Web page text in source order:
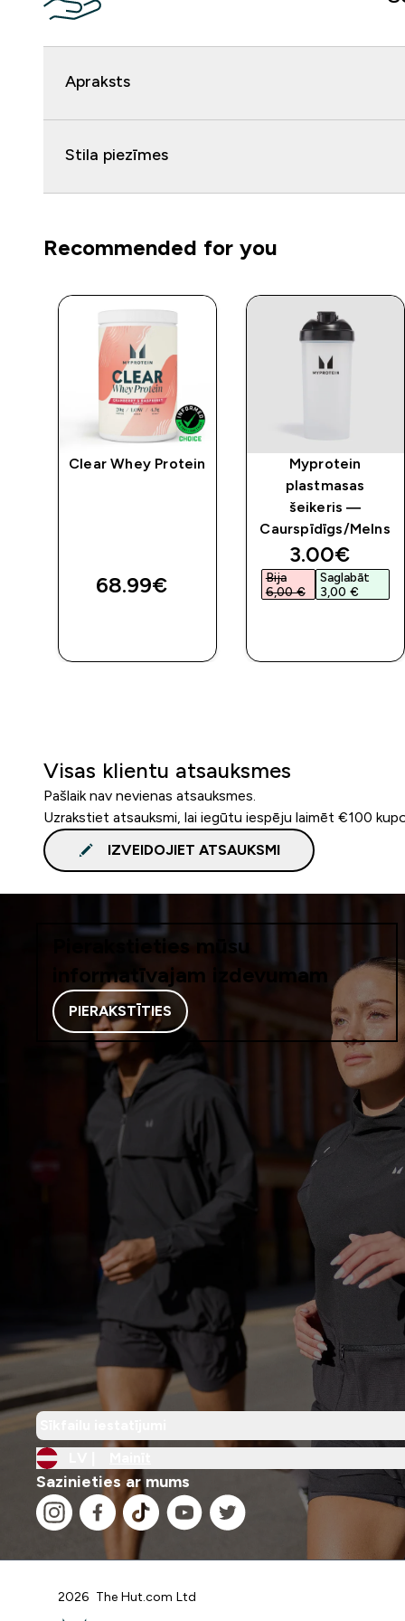
Apraksts
Stila piezīmes
Recommended for you
Clear Whey Protein
68.99€‎
Myprotein
plastmasas
šeikeris —
Caurspīdīgs/Melns
discounted
3.00€‎
Bija
6,00 €‎
Saglabāt
3,00 €‎
Visas klientu atsauksmes
Pašlaik nav nevienas atsauksmes.
Uzrakstiet atsauksmi, lai iegūtu iespēju laimēt €100
IZVEIDOJIET ATSAUKSMI
Pierakstieties mūsu
informatīvajam izdevumam
PIERAKSTĪTIES
Sazinieties ar mums
2026 The Hut.com Ltd